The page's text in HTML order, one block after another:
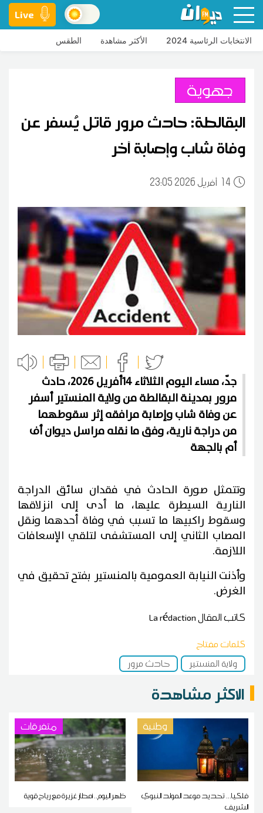
Live
الانتخابات الرئاسية 2024 الأكثر مشاهدة الطقس
جهوية
البقالطة: حادث مرور قاتل يُسفر عن
وفاة شاب وإصابة آخر
14 23:05 2026 أفريل
جدّ، مساء اليوم الثلاثاء 14أفريل 2026، حادث
مرور بمدينة البقالطة من ولاية المنستير أسفر
عن وفاة شاب وإصابة مرافقه إثر سقوطهما
من دراجة نارية، وفق ما نقله مراسل ديوان أف
أم بالجهة
وتتمثل صورة الحادث في فقدان سائق الدراجة
النارية السيطرة عليها، ما أدى إلى انزلاقها
وسقوط راكبيها ما تسبب في وفاة أحدهما ونقل
المصاب الثاني إلى المستشفى لتلقي الإسعافات
اللازمة.
وأذنت النيابة العمومية بالمنستير بفتح تحقيق في
الغرض.
كاتب المقالLa rédaction
كلمات مفتاح
ولاية المنستير
حادث مرور
الاكثر مشاهدة
وطنية
فلكيا... تحديد موعد المولد النبوي
الشريف
متفرقات
ظهر اليوم.. أمطار غزيرة مع رياح قوية